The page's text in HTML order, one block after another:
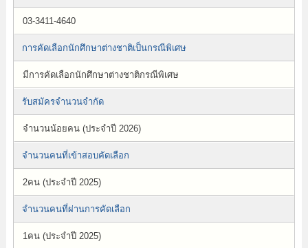
03-3411-4640
การคัดเลือกนักศึกษาต่างชาติเป็นกรณีพิเศษ
มีการคัดเลือกนักศึกษาต่างชาติกรณีพิเศษ
รับสมัครจำนวนจำกัด
จำนวนน้อยคน (ประจำปี 2026)
จำนวนคนที่เข้าสอบคัดเลือก
2คน (ประจำปี 2025)
จำนวนคนที่ผ่านการคัดเลือก
1คน (ประจำปี 2025)